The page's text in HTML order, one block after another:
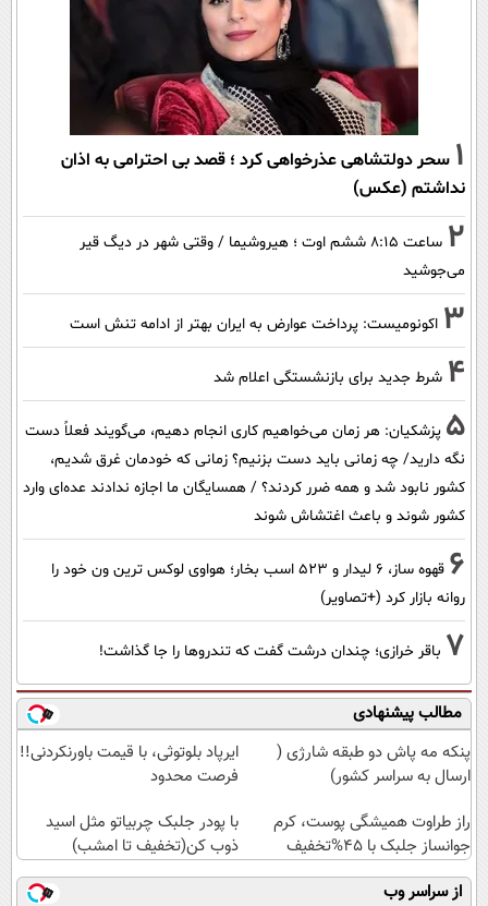
1 سحر دولتشاهی عذرخواهی کرد ؛ قصد بی احترامی به اذان
نداشتم (عکس)
2
ساعت ۸:۱۵ ششم اوت ؛ هیروشیما / وقتی شهر در دیگ قیر
می‌جوشید
3 اکونومیست: پرداخت عوارض به ایران بهتر از ادامه تنش است
4 شرط جدید برای بازنشستگی اعلام شد
5 پزشکیان: هر زمان می‌خواهیم کاری انجام دهیم، می‌گویند فعلاً دست
نگه دارید/ چه زمانی باید دست بزنیم؟ زمانی که خودمان غرق شدیم،
کشور نابود شد و همه ضرر کردند؟ / همسایگان ما اجازه ندادند عده‌ای وارد
کشور شوند و باعث اغتشاش شوند
6
قهوه ساز، 6 لیدار و 523 اسب بخار؛ هواوی لوکس ترین ون خود را
روانه بازار کرد (+تصاویر)
7 باقر خرازی؛ چندان درشت گفت که تندروها را جا گذاشت!
مطالب پیشنهادی
پنکه مه پاش دو طبقه شارژی (
ارسال به سراسر کشور)
ایرپاد بلوتوثی، با قیمت باورنکردنی!!
فرصت محدود
راز طراوت همیشگی پوست، کرم
جوانساز جلبک با 45%تخفیف
با پودر جلبک چربیاتو مثل اسید
ذوب کن(تخفیف تا امشب)
از سراسر وب